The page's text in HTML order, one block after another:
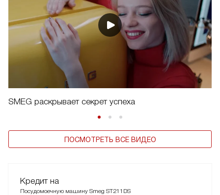
SMEG раскрывает секрет успеха
ПОСМОТРЕТЬ ВСЕ ВИДЕО
Кредит на
Посудомоечную машину Smeg ST211DS